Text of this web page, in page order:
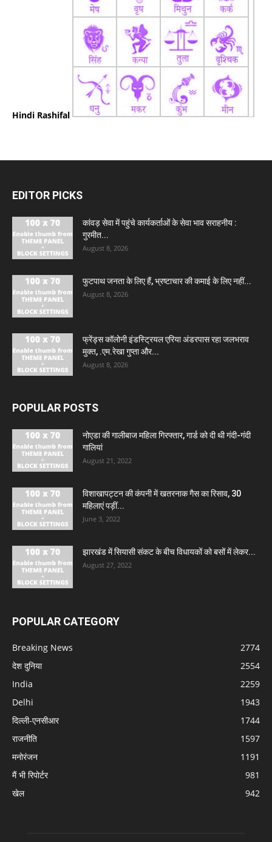
Hindi Rashifal
EDITOR PICKS
कांवड़ सेवा में पहुंचे कार्यकर्ताओं के सेवा भाव सराहनीय :
गुरमीत...
August 8, 2026
फुटपाथ जनता के लिए हैं, भ्रष्टाचार की कमाई के लिए नहीं...
August 8, 2026
फ्रेंड्स कॉलोनी इंडस्ट्रियल एरिया अंडरपास रहा जलभराव
मुक्त, .एम.रेखा गुप्ता और...
August 8, 2026
POPULAR POSTS
नोएडा की गालीबाज महिला गिरफ्तार, गार्ड को दी थी गंदी-गंदी
गालियां
August 21, 2022
विशाखापट्टन की कंपनी में खतरनाक गैस का रिसाव, 30
महिलाएं पड़ीं...
June 3, 2022
झारखंड में सियासी संकट के बीच विधायकों को बसों में लेकर...
August 27, 2022
POPULAR CATEGORY
Breaking News
2774
देश दुनिया
2554
India
2259
Delhi
1943
दिल्ली-एनसीआर
1744
राजनीति
1597
मनोरंजन
1191
मैं भी रिपोर्टर
981
खेल
942